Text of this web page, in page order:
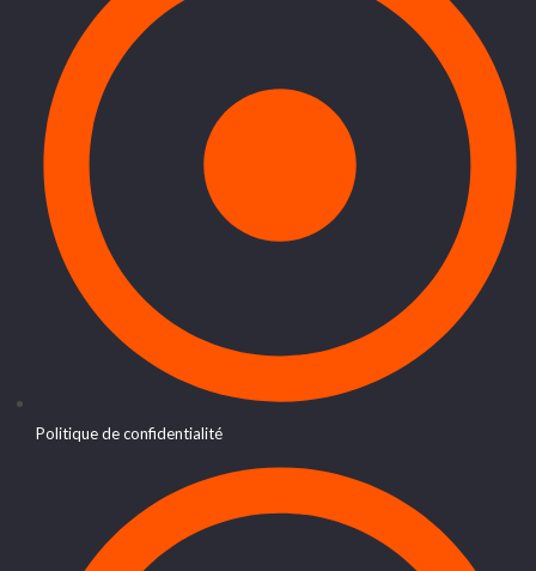
Politique de confidentialité